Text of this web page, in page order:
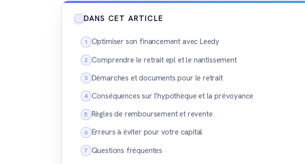
DANS CET ARTICLE
Optimiser son financement avec Leedy
Comprendre le retrait epl et le nantissement
Démarches et documents pour le retrait
Conséquences sur l'hypothèque et la prévoyance
Règles de remboursement et revente
Erreurs à éviter pour votre capital
Questions fréquentes